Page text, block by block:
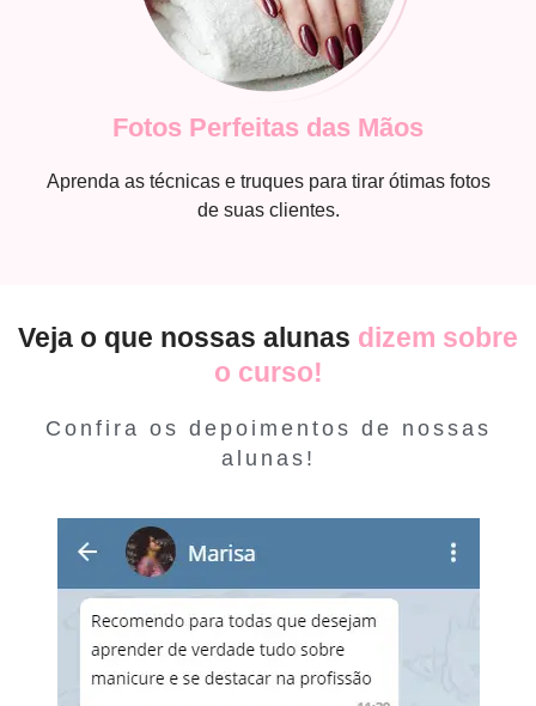
Fotos Perfeitas das Mãos
Aprenda as técnicas e truques para tirar ótimas fotos
de suas clientes.
Veja o que nossas alunas dizem sobre
o curso!
Confira os depoimentos de nossas
alunas!